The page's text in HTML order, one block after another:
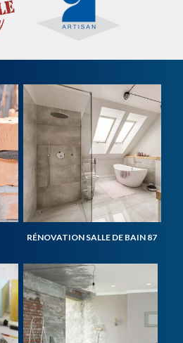
RÉNOVATION SALLE DE BAIN 87